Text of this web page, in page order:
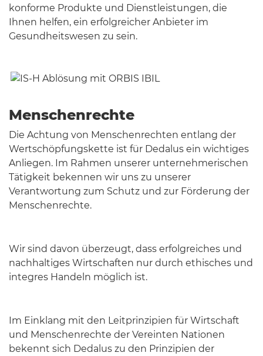
konforme Produkte und Dienstleistungen, die
Ihnen helfen, ein erfolgreicher Anbieter im
Gesundheitswesen zu sein.
Menschenrechte
Die Achtung von Menschenrechten entlang der
Wertschöpfungskette ist für Dedalus ein wichtiges
Anliegen. Im Rahmen unserer unternehmerischen
Tätigkeit bekennen wir uns zu unserer
Verantwortung zum Schutz und zur Förderung der
Menschenrechte.
Wir sind davon überzeugt, dass erfolgreiches und
nachhaltiges Wirtschaften nur durch ethisches und
integres Handeln möglich ist.
Im Einklang mit den Leitprinzipien für Wirtschaft
und Menschenrechte der Vereinten Nationen
bekennt sich Dedalus zu den Prinzipien der